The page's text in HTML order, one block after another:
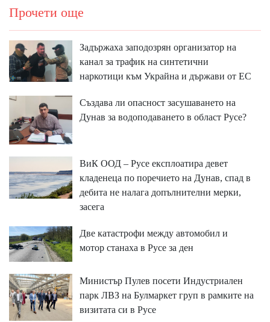
Прочети още
Задържаха заподозрян организатор на
канал за трафик на синтетични
наркотици към Украйна и държави от ЕС
Създава ли опасност засушаването на
Дунав за водоподаването в област Русе?
ВиК ООД – Русе експлоатира девет
кладенеца по поречието на Дунав, спад в
дебита не налага допълнителни мерки,
засега
Две катастрофи между автомобил и
мотор станаха в Русе за ден
Министър Пулев посети Индустриален
парк ЛВЗ на Булмаркет груп в рамките на
визитата си в Русе